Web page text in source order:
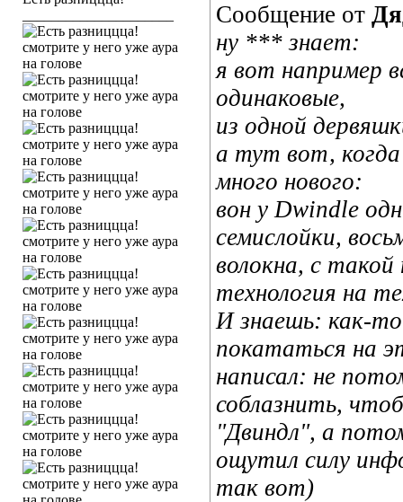
Сообщение от
ну *** знает:
я вот например
одинаковые,
из одной
а тут вот,
много нового:
вон у Dwindle
семислойки,
волокна, с такой
технология на
И знаешь: как-
покататься на
написал: не
соблазнить,
"Двиндл", а
ощутил силу
так вот)